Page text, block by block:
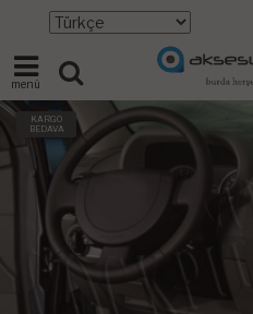
menü
KARGO
BEDAVA